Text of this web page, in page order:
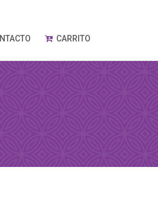
CARRITO